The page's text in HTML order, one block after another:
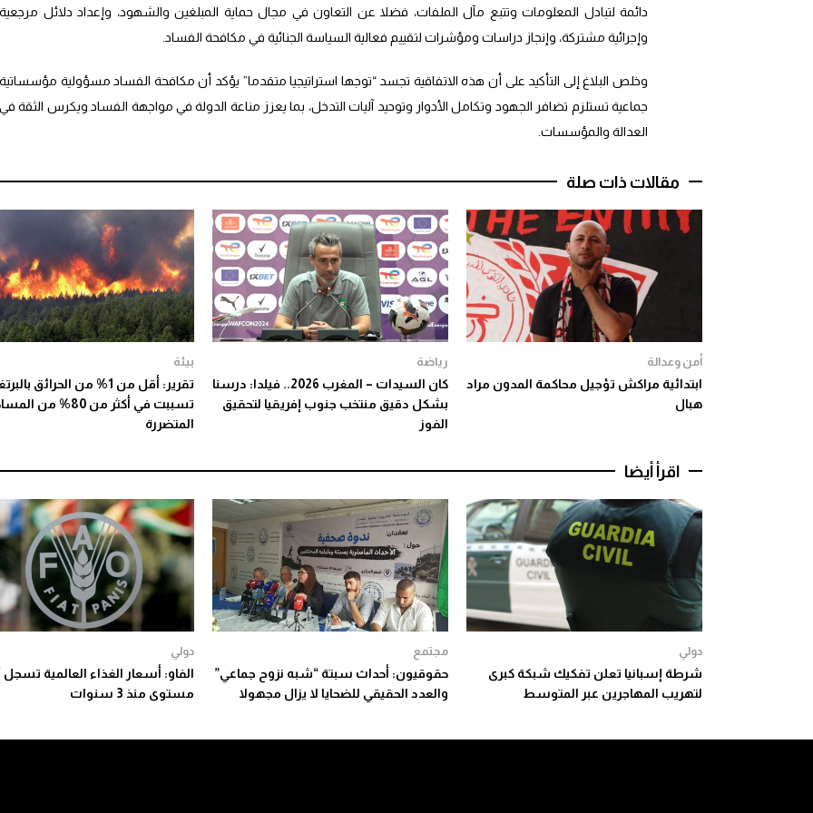
دائمة لتبادل المعلومات وتتبع مآل الملفات، فضلا عن التعاون في مجال حماية المبلغين والشهود، وإعداد دلائل مرجعية
وإجرائية مشتركة، وإنجاز دراسات ومؤشرات لتقييم فعالية السياسة الجنائية في مكافحة الفساد.
وخلص البلاغ إلى التأكيد على أن هذه الاتفاقية تجسد “توجها استراتيجيا متقدما” يؤكد أن مكافحة الفساد مسؤولية مؤسساتية
جماعية تستلزم تضافر الجهود وتكامل الأدوار وتوحيد آليات التدخل، بما يعزز مناعة الدولة في مواجهة الفساد ويكرس الثقة في
العدالة والمؤسسات.
مقالات ذات صلة
أمن وعدالة
ابتدائية مراكش تؤجيل محاكمة المدون مراد
هبال
رياضة
كان السيدات – المغرب 2026.. فيلدا: درسنا
بشكل دقيق منتخب جنوب إفريقيا لتحقيق
الفوز
بيئة
تقرير: أقل من 1% من الحرائق
تسببت في أكثر من 80% من
المتضررة
اقرأ أيضا
دولي
شرطة إسبانيا تعلن تفكيك شبكة كبرى
لتهريب المهاجرين عبر المتوسط
مجتمع
حقوقيون: أحداث سبتة “شبه نزوح جماعي”
والعدد الحقيقي للضحايا لا يزال مجهولا
دولي
الفاو: أسعار الغذاء العالمية تسجل
مستوى منذ 3 سنوات